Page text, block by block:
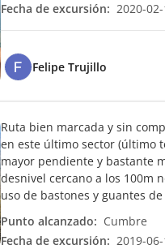
Fecha de excursión: 2020-
Felipe Trujillo
Ruta bien marcada y sin
en este último sector (último
mayor pendiente y bastante
desnivel cercano a los 100m
uso de bastones y guantes
Punto alcanzado: Cumbre
Fecha de excursión: 2019-